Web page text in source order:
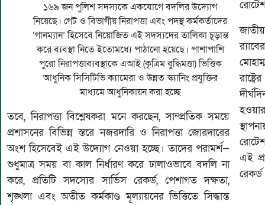
১৬৯ জন পুলিশ সদস্যকে একযোগে বদলির উদ্যোগ
নিয়েছে। গেট ও বিভাগীয় নিরাপত্তা এবং পদস্থ কর্মকর্তাদের
‘গানম্যান’ হিসেবে নিয়োজিত এই সদস্যদের তালিকা চূড়ান্ত
করে ব্যবস্থা নিতে ইতোমধ্যে পাঠানো হয়েছে। পাশাপাশি
পুরো নিরাপত্তাব্যবস্থাকে এআই (কৃত্রিম বুদ্ধিমত্তা) ভিত্তিক
আধুনিক সিসিটিভি ক্যামেরা ও উন্নত স্ক্যানিং প্রযুক্তির
মাধ্যমে আধুনিকায়ন করা হচ্ছে
তবে, নিরাপত্তা বিশ্লেষকরা মনে করছেন, সাম্প্রতিক সময়ে
প্রশাসনের বিভিন্ন স্তরে নজরদারি ও নিরাপত্তা জোরদারের
অংশ হিসেবেই এই উদ্যোগ নেওয়া হচ্ছে। তাদের পরামর্শ—
শুধুমাত্র সময় বা কাল নির্ধারণ করে ঢালাওভাবে বদলি না
করে, প্রতিটি সদস্যের সার্ভিস রেকর্ড, পেশাগত দক্ষতা,
শৃঙ্খলা এবং অতীত কর্মকাণ্ড মূল্যায়নের ভিত্তিতে সিদ্ধান্ত
এই